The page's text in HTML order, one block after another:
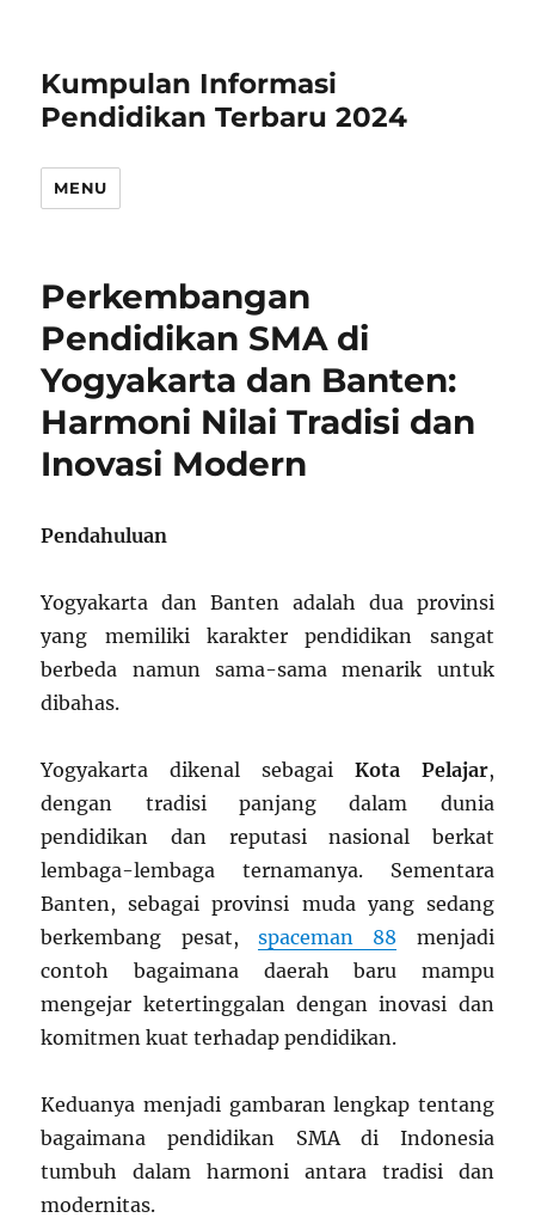
Kumpulan Informasi
Pendidikan Terbaru 2024
MENU
Perkembangan
Pendidikan SMA di
Yogyakarta dan Banten:
Harmoni Nilai Tradisi dan
Inovasi Modern
Pendahuluan
Yogyakarta dan Banten adalah dua provinsi
yang memiliki karakter pendidikan sangat
berbeda namun sama-sama menarik untuk
dibahas.
Yogyakarta dikenal sebagai Kota Pelajar,
dengan tradisi panjang dalam dunia
pendidikan dan reputasi nasional berkat
lembaga-lembaga ternamanya. Sementara
Banten, sebagai provinsi muda yang sedang
berkembang pesat, spaceman 88 menjadi
contoh bagaimana daerah baru mampu
mengejar ketertinggalan dengan inovasi dan
komitmen kuat terhadap pendidikan.
Keduanya menjadi gambaran lengkap tentang
bagaimana pendidikan SMA di Indonesia
tumbuh dalam harmoni antara tradisi dan
modernitas.